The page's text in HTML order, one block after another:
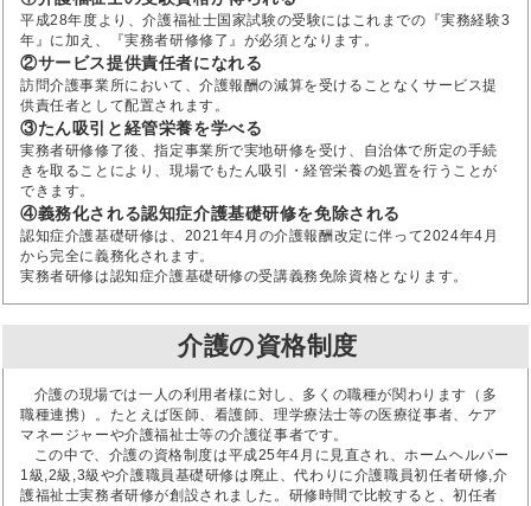
平成28年度より、介護福祉士国家試験の受験にはこれまでの『実務経験3
年』に加え、『実務者研修修了』が必須となります。
②サービス提供責任者になれる
訪問介護事業所において、介護報酬の減算を受けることなくサービス提
供責任者として配置されます。
③たん吸引と経管栄養を学べる
実務者研修修了後、指定事業所で実地研修を受け、自治体で所定の手続
きを取ることにより、現場でもたん吸引・経管栄養の処置を行うことが
できます。
④義務化される認知症介護基礎研修を免除される
認知症介護基礎研修は、2021年4月の介護報酬改定に伴って2024年4月
から完全に義務化されます。
実務者研修は認知症介護基礎研修の受講義務免除資格となります。
介護の資格制度
介護の現場では一人の利用者様に対し、多くの職種が関わります（多
職種連携）。たとえば医師、看護師、理学療法士等の医療従事者、ケア
マネージャーや介護福祉士等の介護従事者です。
この中で、介護の資格制度は平成25年4月に見直され、ホームヘルパー
1級,2級,3級や介護職員基礎研修は廃止、代わりに介護職員初任者研修,介
護福祉士実務者研修が創設されました。研修時間で比較すると、初任者